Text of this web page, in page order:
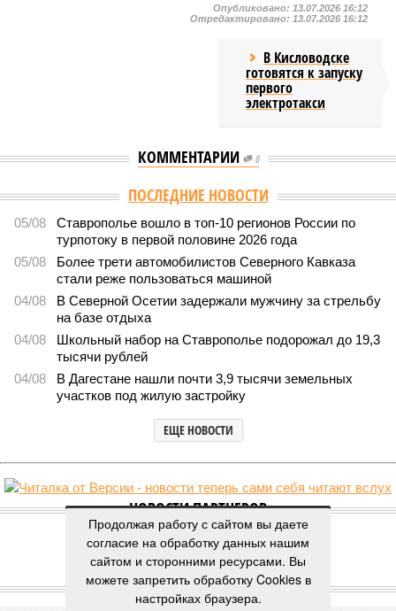
Опубликовано: 13.07.2026 16:12
Отредактировано: 13.07.2026 16:12
В Кисловодске
готовятся к запуску
первого
электротакси
КОММЕНТАРИИ 0
ПОСЛЕДНИЕ НОВОСТИ
05/08
Ставрополье вошло в топ-10 регионов России по
турпотоку в первой половине 2026 года
05/08
Более трети автомобилистов Северного Кавказа
стали реже пользоваться машиной
04/08
В Северной Осетии задержали мужчину за стрельбу
на базе отдыха
04/08
Школьный набор на Ставрополье подорожал до 19,3
тысячи рублей
04/08
В Дагестане нашли почти 3,9 тысячи земельных
участков под жилую застройку
ЕЩЕ НОВОСТИ
НОВОСТИ ПАРТНЕРОВ
ЕЩЕ ИЗ РАЗДЕЛА «ОБЩЕСТВО»
Продолжая работу с сайтом вы даете
согласие на обработку данных нашим
сайтом и сторонними ресурсами. Вы
можете запретить обработку Cookies в
настройках браузера.